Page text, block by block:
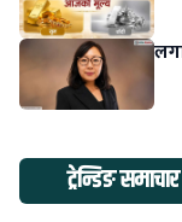
ट्रेन्डिङ समाचार